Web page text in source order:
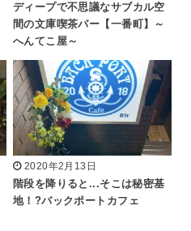
ディープで不思議なサブカル空
間の文庫喫茶バー【一番町】～
へんてこ屋～
2020年2月13日
階段を降りると...そこは秘密基
地！?バックポートカフェ